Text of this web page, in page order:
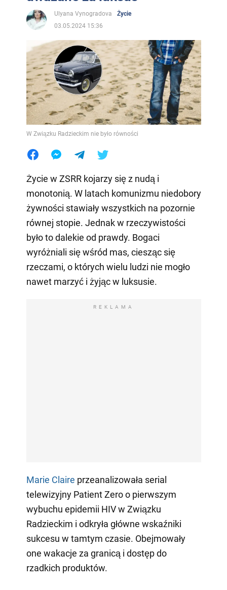
Ulyana Vynogradova
Życie
03.05.2024 15:36
W Związku Radzieckim nie było równości
Życie w ZSRR kojarzy się z nudą i
monotonią. W latach komunizmu niedobory
żywności stawiały wszystkich na pozornie
równej stopie. Jednak w rzeczywistości
było to dalekie od prawdy. Bogaci
wyróżniali się wśród mas, ciesząc się
rzeczami, o których wielu ludzi nie mogło
nawet marzyć i żyjąc w luksusie.
REKLAMA
Marie Claire przeanalizowała serial
telewizyjny Patient Zero o pierwszym
wybuchu epidemii HIV w Związku
Radzieckim i odkryła główne wskaźniki
sukcesu w tamtym czasie. Obejmowały
one wakacje za granicą i dostęp do
rzadkich produktów.